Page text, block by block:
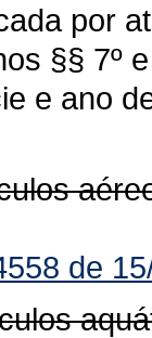
por
§§ 7º
e ano
de